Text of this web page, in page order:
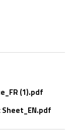
(1).pdf